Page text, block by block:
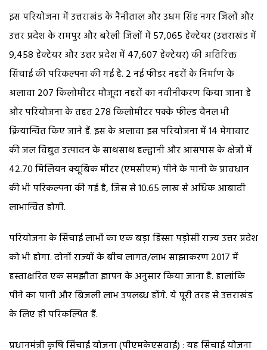
इस परियोजना में उत्तराखंड के नैनीताल और उधम सिंह नगर जिलों और
उत्तर प्रदेश के रामपुर और बरेली जिलों में 57,065 हेक्टेयर (उत्तराखंड में
9,458 हेक्टेयर और उत्तर प्रदेश में 47,607 हेक्टेयर) की अतिरिक्त
सिंचाई की परिकल्पना की गई है. 2 नई फीडर नहरों के निर्माण के
अलावा 207 किलोमीटर मौजूदा नहरों का नवीनीकरण किया जाना है
और परियोजना के तहत 278 किलोमीटर पक्के फील्ड चैनल भी
क्रियान्वित किए जाने हैं. इस के अलावा इस परियोजना में 14 मेगावाट
की जल विद्युत उत्पादन के साथसाथ हल्द्वानी और आसपास के क्षेत्रों में
42.70 मिलियन क्यूबिक मीटर (एमसीएम) पीने के पानी के प्रावधान
की भी परिकल्पना की गई है, जिस से 10.65 लाख से अधिक आबादी
लाभान्वित होगी.
परियोजना के सिंचाई लाभों का एक बड़ा हिस्सा पड़ोसी राज्य उत्तर प्रदेश
को भी होगा. दोनों राज्यों के बीच लागत/लाभ साझाकरण 2017 में
हस्ताक्षरित एक समझौता ज्ञापन के अनुसार किया जाना है. हालांकि
पीने का पानी और बिजली लाभ उपलब्ध होंगे. ये पूरी तरह से उत्तराखंड
के लिए ही परिकल्पित हैं.
प्रधानमंत्री कृषि सिंचाई योजना (पीएमकेएसवाई) : यह सिंचाई योजना